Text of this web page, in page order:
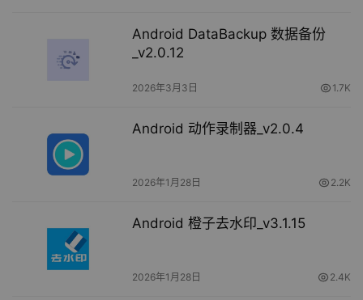
Android DataBackup 数据备份
_v2.0.12
2026年3月3日 1.7K
Android 动作录制器_v2.0.4
2026年1月28日 2.2K
Android 橙子去水印_v3.1.15
2026年1月28日 2.4K